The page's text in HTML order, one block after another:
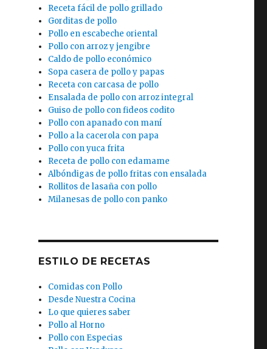
Receta fácil de pollo grillado
Gorditas de pollo
Pollo en escabeche oriental
Pollo con arroz y jengibre
Caldo de pollo económico
Sopa casera de pollo y papas
Receta con carcasa de pollo
Ensalada de pollo con arroz integral
Guiso de pollo con fideos codito
Pollo con apanado con maní
Pollo a la cacerola con papa
Pollo con yuca frita
Receta de pollo con edamame
Albóndigas de pollo fritas con ensalada
Rollitos de lasaña con pollo
Milanesas de pollo con panko
ESTILO DE RECETAS
Comidas con Pollo
Desde Nuestra Cocina
Lo que quieres saber
Pollo al Horno
Pollo con Especias